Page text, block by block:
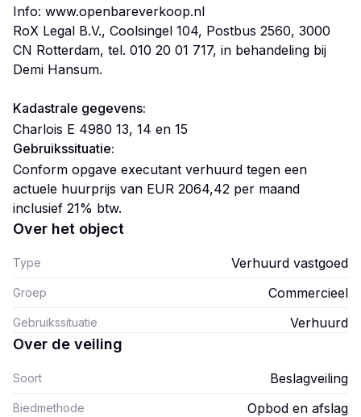
Info: www.openbareverkoop.nl
RoX Legal B.V., Coolsingel 104, Postbus 2560, 3000
CN Rotterdam, tel. 010 20 01 717, in behandeling bij
Demi Hansum.
Kadastrale gegevens:
Charlois E 4980 13, 14 en 15
Gebruikssituatie:
Conform opgave executant verhuurd tegen een
actuele huurprijs van EUR 2064,42 per maand
inclusief 21% btw.
Over het object
Type Verhuurd vastgoed
Groep Commercieel
Gebruikssituatie Verhuurd
Over de veiling
Soort Beslagveiling
Biedmethode Opbod en afslag